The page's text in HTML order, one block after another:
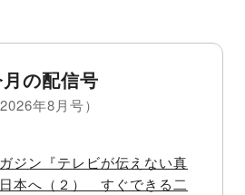
の配信号
2026年8月号）
ジン『テレビが伝えない真
本へ（２） すぐできる二